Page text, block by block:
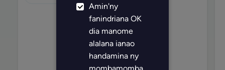
Amin'ny
fanindriana OK
dia manome
alalana ianao
handamina ny